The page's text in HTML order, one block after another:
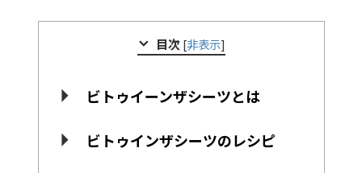
目次 [非表示]
ビトゥイーンザシーツとは
ビトゥインザシーツのレシピ